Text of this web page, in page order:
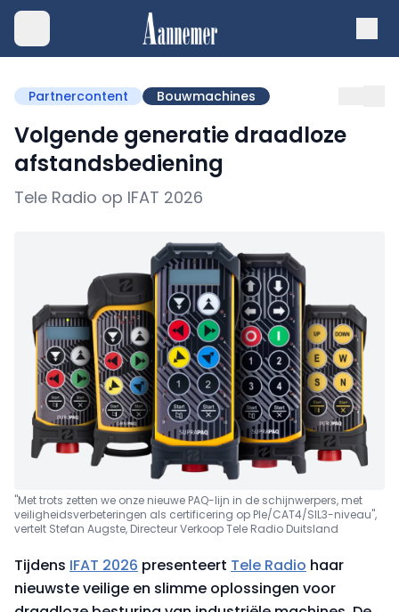
Partnercontent Bouwmachines
Volgende generatie draadloze
afstandsbediening
Tele Radio op IFAT 2026
"Met trots zetten we onze nieuwe PAQ-lijn in de schijnwerpers, met
veiligheidsverbeteringen als certificering op Ple/CAT4/SIL3-niveau",
vertelt Stefan Augste, Directeur Verkoop Tele Radio Duitsland
Tijdens IFAT 2026 presenteert Tele Radio haar
nieuwste veilige en slimme oplossingen voor